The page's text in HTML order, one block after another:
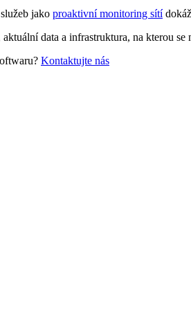
jako proaktivní monitoring sítí
data a infrastruktura, na kterou se
Kontaktujte nás